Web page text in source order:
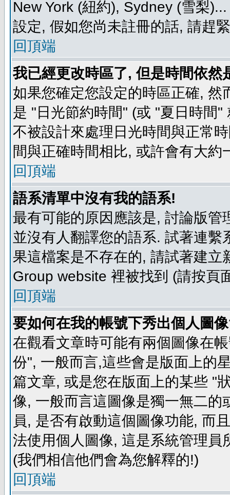
New York (紐約), Sydney (雪梨
設定, 假如您尚未註冊的話, 請趕
回頂端
我已經更改時區了, 但是時間依然
如果您確定您設定的時區正確,
是 "日光節約時間" (或 "夏日時間
不被設計來處理日光時間與正常
間與正確時間相比, 或許會有大約
回頂端
語系清單中沒有我的語系!
最有可能的原因應該是, 討論版
並沒有人翻譯您的語系. 試著連
果這檔案是不存在的, 請試著建
Group website 裡被找到 (請按頁
回頂端
要如何在我的帳號下秀出個人圖
在觀看文章時可能有兩個圖像在
份", 一般而言,這些會是版面上的
篇文章, 或是您在版面上的某些 "
像, 一般而言這圖像是獨一無二
員, 是否有啟動這個圖像功能, 而
法使用個人圖像, 這是系統管理
(我們相信他們會為您解釋的!)
回頂端